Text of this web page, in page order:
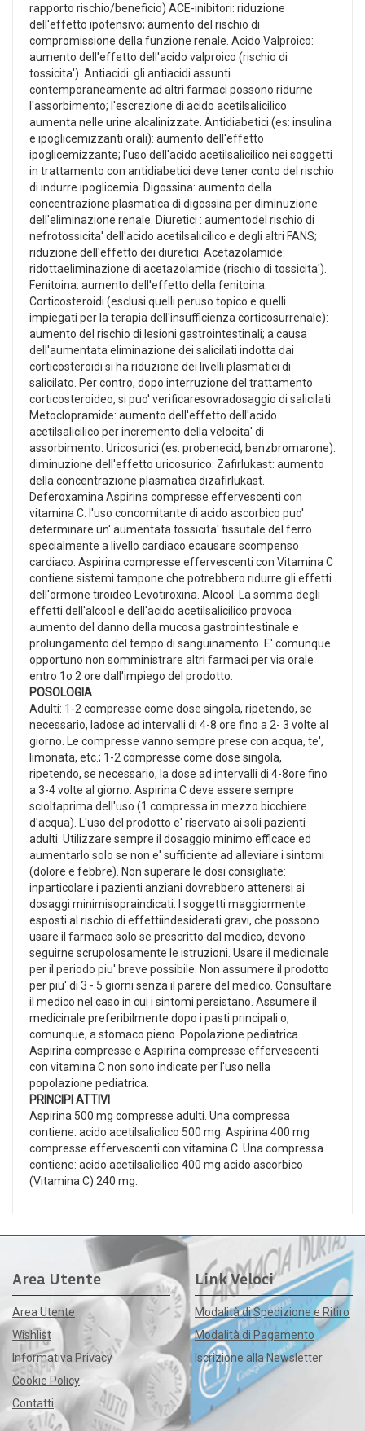
rapporto rischio/beneficio) ACE-inibitori: riduzione
dell'effetto ipotensivo; aumento del rischio di
compromissione della funzione renale. Acido Valproico:
aumento dell'effetto dell'acido valproico (rischio di
tossicita'). Antiacidi: gli antiacidi assunti
contemporaneamente ad altri farmaci possono ridurne
l'assorbimento; l'escrezione di acido acetilsalicilico
aumenta nelle urine alcalinizzate. Antidiabetici (es: insulina
e ipoglicemizzanti orali): aumento dell'effetto
ipoglicemizzante; l'uso dell'acido acetilsalicilico nei soggetti
in trattamento con antidiabetici deve tener conto del rischio
di indurre ipoglicemia. Digossina: aumento della
concentrazione plasmatica di digossina per diminuzione
dell'eliminazione renale. Diuretici : aumentodel rischio di
nefrotossicita' dell'acido acetilsalicilico e degli altri FANS;
riduzione dell'effetto dei diuretici. Acetazolamide:
ridottaeliminazione di acetazolamide (rischio di tossicita').
Fenitoina: aumento dell'effetto della fenitoina.
Corticosteroidi (esclusi quelli peruso topico e quelli
impiegati per la terapia dell'insufficienza corticosurrenale):
aumento del rischio di lesioni gastrointestinali; a causa
dell'aumentata eliminazione dei salicilati indotta dai
corticosteroidi si ha riduzione dei livelli plasmatici di
salicilato. Per contro, dopo interruzione del trattamento
corticosteroideo, si puo' verificaresovradosaggio di salicilati.
Metoclopramide: aumento dell'effetto dell'acido
acetilsalicilico per incremento della velocita' di
assorbimento. Uricosurici (es: probenecid, benzbromarone):
diminuzione dell'effetto uricosurico. Zafirlukast: aumento
della concentrazione plasmatica dizafirlukast.
Deferoxamina Aspirina compresse effervescenti con
vitamina C: l'uso concomitante di acido ascorbico puo'
determinare un' aumentata tossicita' tissutale del ferro
specialmente a livello cardiaco ecausare scompenso
cardiaco. Aspirina compresse effervescenti con Vitamina C
contiene sistemi tampone che potrebbero ridurre gli effetti
dell'ormone tiroideo Levotiroxina. Alcool. La somma degli
effetti dell'alcool e dell'acido acetilsalicilico provoca
aumento del danno della mucosa gastrointestinale e
prolungamento del tempo di sanguinamento. E' comunque
opportuno non somministrare altri farmaci per via orale
entro 1o 2 ore dall'impiego del prodotto.
POSOLOGIA
Adulti: 1-2 compresse come dose singola, ripetendo, se
necessario, ladose ad intervalli di 4-8 ore fino a 2- 3 volte al
giorno. Le compresse vanno sempre prese con acqua, te',
limonata, etc.; 1-2 compresse come dose singola,
ripetendo, se necessario, la dose ad intervalli di 4-8ore fino
a 3-4 volte al giorno. Aspirina C deve essere sempre
scioltaprima dell'uso (1 compressa in mezzo bicchiere
d'acqua). L'uso del prodotto e' riservato ai soli pazienti
adulti. Utilizzare sempre il dosaggio minimo efficace ed
aumentarlo solo se non e' sufficiente ad alleviare i sintomi
(dolore e febbre). Non superare le dosi consigliate:
inparticolare i pazienti anziani dovrebbero attenersi ai
dosaggi minimisopraindicati. I soggetti maggiormente
esposti al rischio di effettiindesiderati gravi, che possono
usare il farmaco solo se prescritto dal medico, devono
seguirne scrupolosamente le istruzioni. Usare il medicinale
per il periodo piu' breve possibile. Non assumere il prodotto
per piu' di 3 - 5 giorni senza il parere del medico. Consultare
il medico nel caso in cui i sintomi persistano. Assumere il
medicinale preferibilmente dopo i pasti principali o,
comunque, a stomaco pieno. Popolazione pediatrica.
Aspirina compresse e Aspirina compresse effervescenti
con vitamina C non sono indicate per l'uso nella
popolazione pediatrica.
PRINCIPI ATTIVI
Aspirina 500 mg compresse adulti. Una compressa
contiene: acido acetilsalicilico 500 mg. Aspirina 400 mg
compresse effervescenti con vitamina C. Una compressa
contiene: acido acetilsalicilico 400 mg acido ascorbico
(Vitamina C) 240 mg.
Area Utente
Area Utente
Wishlist
Informativa Privacy
Cookie Policy
Contatti
Link Veloci
Modalità di Spedizione e Ritiro
Modalità di Pagamento
Iscrizione alla Newsletter